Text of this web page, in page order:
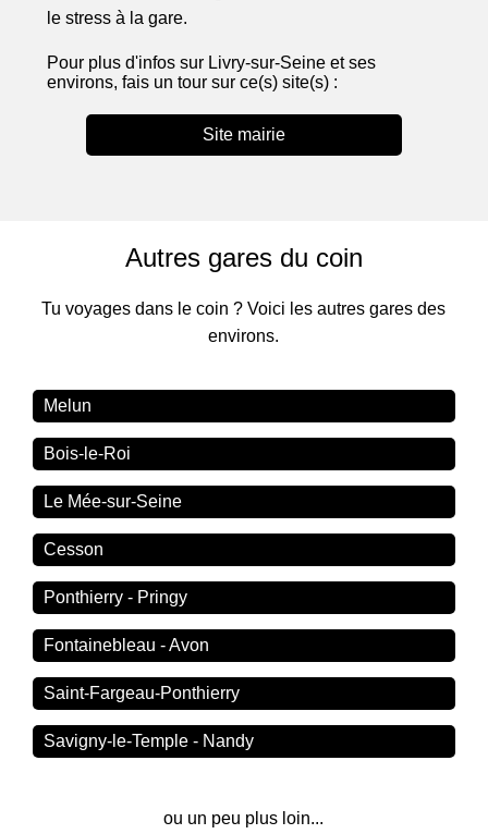
le stress à la gare.
Pour plus d'infos sur Livry-sur-Seine et ses
environs, fais un tour sur ce(s) site(s) :
Site mairie
Autres gares du coin
Tu voyages dans le coin ? Voici les autres gares des
environs.
Melun
Bois-le-Roi
Le Mée-sur-Seine
Cesson
Ponthierry - Pringy
Fontainebleau - Avon
Saint-Fargeau-Ponthierry
Savigny-le-Temple - Nandy
ou un peu plus loin...